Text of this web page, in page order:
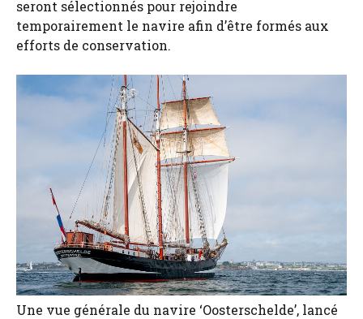
seront sélectionnés pour rejoindre
temporairement le navire afin d’être formés aux
efforts de conservation.
Une vue générale du navire ‘Oosterschelde’, lancé